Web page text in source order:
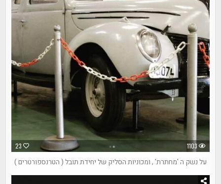
23 1103
על נשק ה 'מחתרת' , ומכוניות הסליק של יחידת תובל ( הטרנספורטרים )